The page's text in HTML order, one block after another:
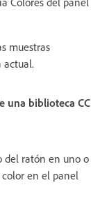
muestras
actual.
una biblioteca CC
del ratón en uno o
en el panel